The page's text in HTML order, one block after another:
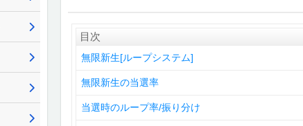
目次
無限新生[ループシステム]
無限新生の当選率
当選時のループ率/振り分け